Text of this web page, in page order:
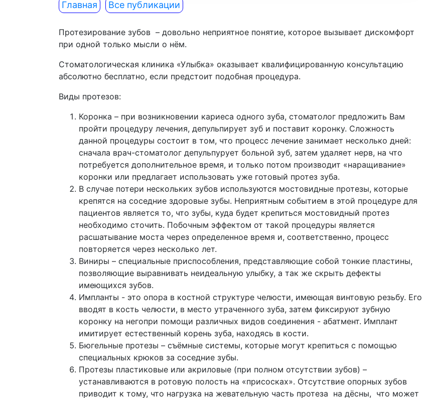
Главная Все публикации
Протезирование зубов – довольно неприятное понятие, которое вызывает дискомфорт
при одной только мысли о нём.
Стоматологическая клиника «Улыбка» оказывает квалифицированную консультацию
абсолютно бесплатно, если предстоит подобная процедура.
Виды протезов:
Коронка – при возникновении кариеса одного зуба, стоматолог предложить Вам
пройти процедуру лечения, депульпирует зуб и поставит коронку. Сложность
данной процедуры состоит в том, что процесс лечение занимает несколько дней:
сначала врач-стоматолог депульпурует больной зуб, затем удаляет нерв, на что
потребуется дополнительное время, и только потом производит «наращивание»
коронки или предлагает использовать уже готовый протез зуба.
В случае потери нескольких зубов используются мостовидные протезы, которые
крепятся на соседние здоровые зубы. Неприятным событием в этой процедуре для
пациентов является то, что зубы, куда будет крепиться мостовидный протез
необходимо сточить. Побочным эффектом от такой процедуры является
расшатывание моста через определенное время и, соответственно, процесс
повторяется через несколько лет.
Виниры – специальные приспособления, представляющие собой тонкие пластины,
позволяющие выравнивать неидеальную улыбку, а так же скрыть дефекты
имеющихся зубов.
Импланты - это опора в костной структуре челюсти, имеющая винтовую резьбу. Его
вводят в кость челюсти, в место утраченного зуба, затем фиксируют зубную
коронку на негопри помощи различных видов соединения - абатмент. Имплант
имитирует естественный корень зуба, находясь в кости.
Бюгельные протезы – съёмные системы, которые могут крепиться с помощью
специальных крюков за соседние зубы.
Протезы пластиковые или акриловые (при полном отсутствии зубов) –
устанавливаются в ротовую полость на «присосках». Отсутствие опорных зубов
приводит к тому, что нагрузка на жевательную часть протеза на дёсны, что может